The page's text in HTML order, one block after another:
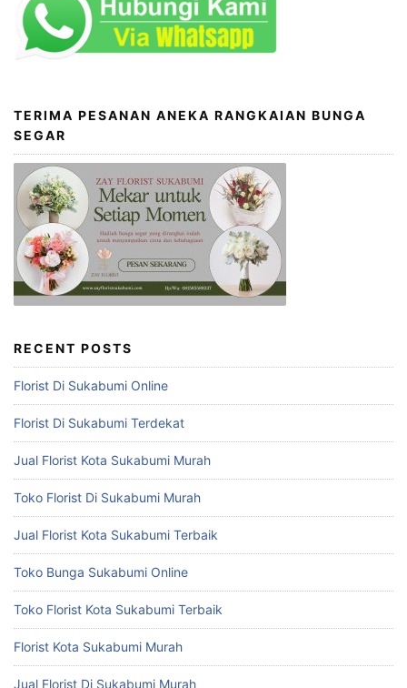
TERIMA PESANAN ANEKA RANGKAIAN BUNGA
SEGAR
RECENT POSTS
Florist Di Sukabumi Online
Florist Di Sukabumi Terdekat
Jual Florist Kota Sukabumi Murah
Toko Florist Di Sukabumi Murah
Jual Florist Kota Sukabumi Terbaik
Toko Bunga Sukabumi Online
Toko Florist Kota Sukabumi Terbaik
Florist Kota Sukabumi Murah
Jual Florist Di Sukabumi Murah